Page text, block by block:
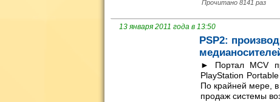
Прочитано 8141 раз
13 января 2011 года в 13:50
PSP2:
► Портал MCV
PlayStation
По крайней мере,
продаж системы